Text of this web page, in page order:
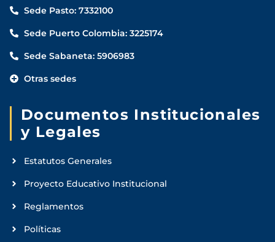
Sede Pasto: 7332100
Sede Puerto Colombia: 3225174
Sede Sabaneta: 5906983
Otras sedes
Documentos Institucionales
y Legales
Estatutos Generales
Proyecto Educativo Institucional
Reglamentos
Políticas